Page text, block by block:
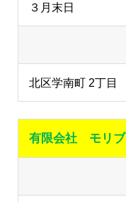
３月末日
北区学南町 2丁目
有限会社 モリブ